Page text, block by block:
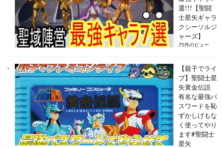
選!!!【聖闘
士星矢ギャラ
クシーソルジ
ャーズ】
75件のビュー
【親子でライ
ブ】聖闘士星
矢黄金伝説
有名な最強パ
スワードを恥
ずかしげもな
く使ってやり
ます#聖闘士
星矢